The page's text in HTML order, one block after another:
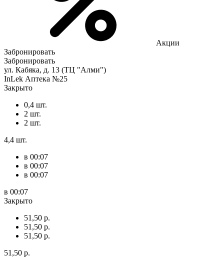
Акции
Забронировать
Забронировать
ул. Кабяка, д. 13 (ТЦ "Алми")
InLek Аптека №25
Закрыто
0,4 шт.
2 шт.
2 шт.
4,4 шт.
в 00:07
в 00:07
в 00:07
в 00:07
Закрыто
51,50 р.
51,50 р.
51,50 р.
51,50 р.